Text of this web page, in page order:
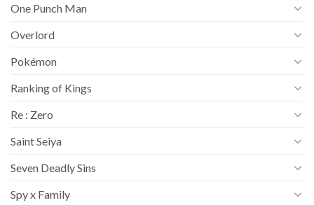
One Punch Man
Overlord
Pokémon
Ranking of Kings
Re : Zero
Saint Seiya
Seven Deadly Sins
Spy x Family